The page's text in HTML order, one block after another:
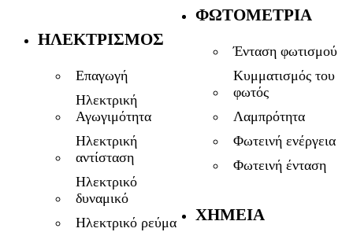
ΗΛΕΚΤΡΙΣΜΌΣ
Επαγωγή
Ηλεκτρική
Αγωγιμότητα
Ηλεκτρική
αντίσταση
Ηλεκτρικό
δυναμικό
Ηλεκτρικό ρεύμα
ΦΩΤΟΜΕΤΡΊΑ
Ένταση φωτισμού
Κυμματισμός του
φωτός
Λαμπρότητα
Φωτεινή ενέργεια
Φωτεινή ένταση
ΧΗΜΕΊΑ